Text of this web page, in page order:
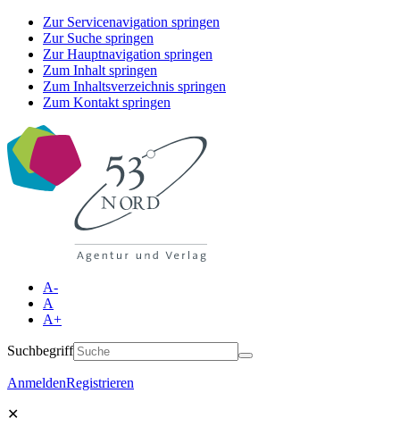
Zur Servicenavigation springen
Zur Suche springen
Zur Hauptnavigation springen
Zum Inhalt springen
Zum Inhaltsverzeichnis springen
Zum Kontakt springen
A-
A
A+
Suchbegriff
AnmeldenRegistrieren
✕